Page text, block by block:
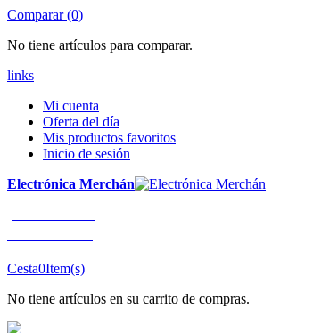
Comparar (0)
No tiene artículos para comparar.
links
Mi cuenta
Oferta del día
Mis productos favoritos
Inicio de sesión
Electrónica Merchán
Cesta0Item(s)
No tiene artículos en su carrito de compras.